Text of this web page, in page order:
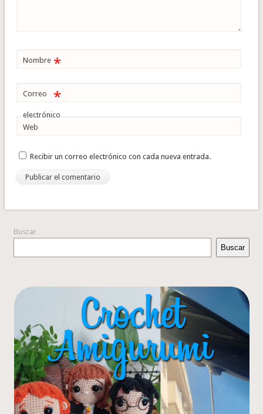
Nombre *
Correo
electrónico
*
Web
Recibir un correo electrónico con cada nueva entrada.
Buscar
Buscar